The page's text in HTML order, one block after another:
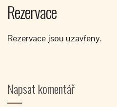
Rezervace
Rezervace jsou uzavřeny.
Napsat komentář